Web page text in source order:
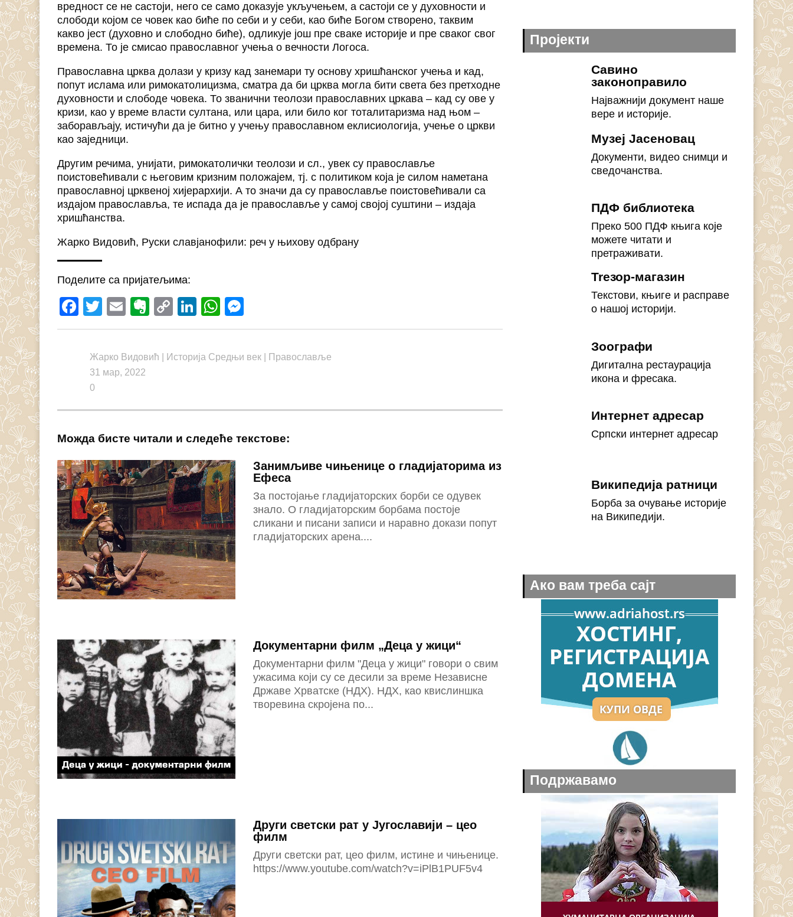
вредност се не састоји, него се само доказује укључењем, а састоји се у духовности и
слободи којом се човек као биће по себи и у себи, као биће Богом створено, таквим
какво јест (духовно и слободно биће), одликује још пре сваке историје и пре сваког свог
времена. То је смисао православног учења о вечности Логоса.
Православна црква долази у кризу кад занемари ту основу хришћанског учења и кад,
попут ислама или римокатолицизма, сматра да би црква могла бити света без претходне
духовности и слободе човека. То званични теолози православних цркава – кад су ове у
кризи, као у време власти султана, или цара, или било ког тоталитаризма над њом –
заборављају, истичући да је битно у учењу православном еклисиологија, учење о цркви
као заједници.
Другим речима, унијати, римокатолички теолози и сл., увек су православље
поистовећивали с његовим кризним положајем, тј. с политиком која је силом наметана
православној црквеној хијерархији. А то значи да су православље поистовећивали са
издајом православља, те испада да је православље у самој својој суштини – издаја
хришћанства.
Жарко Видовић, Руски славјанофили: реч у њихову одбрану
Поделите са пријатељима:
Facebook
Twitter
EmailEvernote
Copy
Link
LinkedIn
WhatsApp
Жарко Видовић Историја Средњи век
Православље
31 мар, 2022
0
Можда бисте читали и следеће текстове:
Занимљиве чињенице о гладијаторима из
Ефеса
За постојање гладијаторских борби се одувек
знало. О гладијаторским борбама постоје
сликани и писани записи и наравно докази попут
гладијаторских арена....
Документарни филм „Деца у жици“
Документарни филм "Деца у жици" говори о свим
ужасима који су се десили за време Независне
Државе Хрватске (НДХ). НДХ, као квислиншка
творевина скројена по...
Други светски рат у Југославији – цео
филм
Други светски рат, цео филм, истине и чињенице.
https://www.youtube.com/watch?v=iPlB1PUF5v4
Пројекти
Савино
законоправило
Најважнији документ наше
вере и историје.
Музеј Јасеновац
Документи, видео снимци и
сведочанства.
ПДФ библиотека
Преко 500 ПДФ књига које
можете читати и
претраживати.
Treзор-магазин
Текстови, књиге и расправе
о нашој историји.
Зоографи
Дигитална рестаурација
икона и фресака.
Интернет адресар
Српски интернет адресар
Википедија ратници
Борба за очување историје
на Википедији.
Ако вам треба сајт
Подржавамо